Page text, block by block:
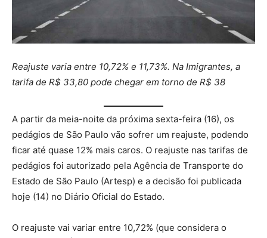
Reajuste varia entre 10,72% e 11,73%. Na Imigrantes, a
tarifa de R$ 33,80 pode chegar em torno de R$ 38
A partir da meia-noite da próxima sexta-feira (16), os
pedágios de São Paulo vão sofrer um reajuste, podendo
ficar até quase 12% mais caros. O reajuste nas tarifas de
pedágios foi autorizado pela Agência de Transporte do
Estado de São Paulo (Artesp) e a decisão foi publicada
hoje (14) no Diário Oficial do Estado.
O reajuste vai variar entre 10,72% (que considera o